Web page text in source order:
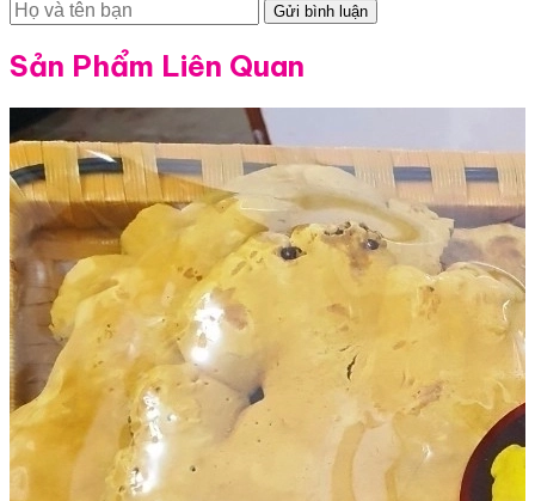
Gửi bình luận
Sản Phẩm Liên Quan